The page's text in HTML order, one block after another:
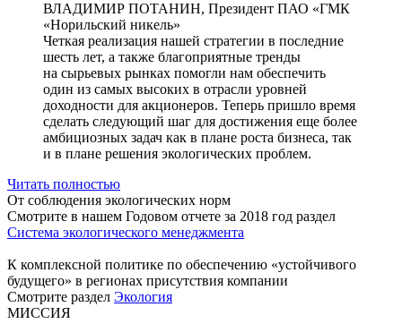
ВЛАДИМИР ПОТАНИН, Президент ПАО «ГМК
«Норильский никель»
Четкая реализация нашей стратегии в последние
шесть лет, а также благоприятные тренды
на сырьевых рынках помогли нам обеспечить
один из самых высоких в отрасли уровней
доходности для акционеров. Теперь пришло время
сделать следующий шаг для достижения еще более
амбициозных задач как в плане роста бизнеса, так
и в плане решения экологических проблем.
Читать полностью
От соблюдения экологических норм
Смотрите в нашем Годовом отчете за 2018 год раздел
Система экологического менеджмента
К комплексной политике по обеспечению «устойчивого
будущего» в регионах присутствия компании
Смотрите раздел Экология
МИССИЯ